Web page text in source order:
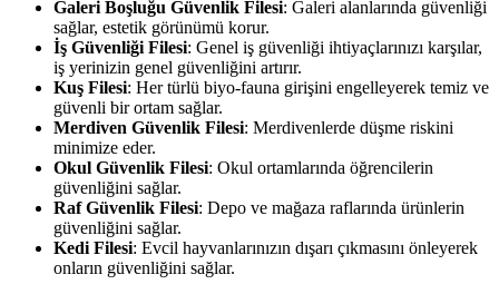
Galeri Boşluğu Güvenlik Filesi: Galeri alanlarında güvenliği
sağlar, estetik görünümü korur.
İş Güvenliği Filesi: Genel iş güvenliği ihtiyaçlarınızı karşılar,
iş yerinizin genel güvenliğini artırır.
Kuş Filesi: Her türlü biyo-fauna girişini engelleyerek temiz ve
güvenli bir ortam sağlar.
Merdiven Güvenlik Filesi: Merdivenlerde düşme riskini
minimize eder.
Okul Güvenlik Filesi: Okul ortamlarında öğrencilerin
güvenliğini sağlar.
Raf Güvenlik Filesi: Depo ve mağaza raflarında ürünlerin
güvenliğini sağlar.
Kedi Filesi: Evcil hayvanlarınızın dışarı çıkmasını önleyerek
onların güvenliğini sağlar.